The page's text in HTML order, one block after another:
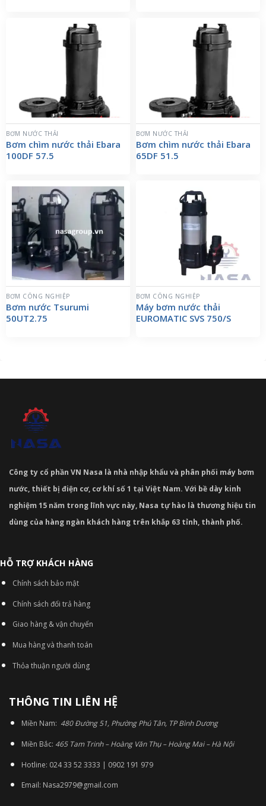
BƠM NƯỚC THẢI
Bơm chìm nước thải Ebara
100DF 57.5
BƠM NƯỚC THẢI
Bơm chìm nước thải Ebara
65DF 51.5
BƠM CÔNG NGHIỆP
Bơm nước Tsurumi
50UT2.75
BƠM CÔNG NGHIỆP
Máy bơm nước thải
EUROMATIC SVS 750/S
Công ty cổ phần VN Nasa là nhà nhập khẩu và phân phối máy bơm
nước, thiết bị điện cơ, cơ khí số 1 tại Việt Nam. Với bề dày kinh
nghiệm 15 năm trong lĩnh vực này, Nasa tự hào là thương hiệu tin
dùng của hàng ngàn khách hàng trên khắp 63 tỉnh, thành phố.
HỖ TRỢ KHÁCH HÀNG
Chính sách bảo mật
Chính sách đổi trả hàng
Giao hàng & vận chuyển
Mua hàng và thanh toán
Thỏa thuận người dùng
THÔNG TIN LIÊN HỆ
Miền Nam: 480 Đường 51, Phường Phú Tân, TP Bình Dương
Miền Bắc: 465 Tam Trinh – Hoàng Văn Thụ – Hoàng Mai – Hà Nội
Hotline: 024 33 52 3333 | 0902 191 979
Email: Nasa2979@gmail.com